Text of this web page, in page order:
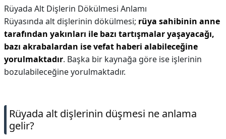
Rüyada Alt Dişlerin Dökülmesi Anlamı
Rüyasında alt dişlerinin dökülmesi; rüya sahibinin anne
tarafından yakınları ile bazı tartışmalar yaşayacağı,
bazı akrabalardan ise vefat haberi alabileceğine
yorulmaktadır. Başka bir kaynağa göre ise işlerinin
bozulabileceğine yorulmaktadır.
Rüyada alt dişlerinin düşmesi ne anlama
gelir?